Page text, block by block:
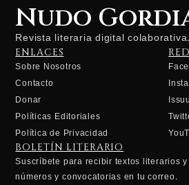
Nudo
Revista literaria digital colaborativa.
ENLACES
Sobre Nosotros
Contacto
Donar
Políticas Editoriales
Política de Privacidad
Issuu
BOLETÍN LITERARIO
Suscríbete para recibir textos literarios
números y convocatorias en tu correo.